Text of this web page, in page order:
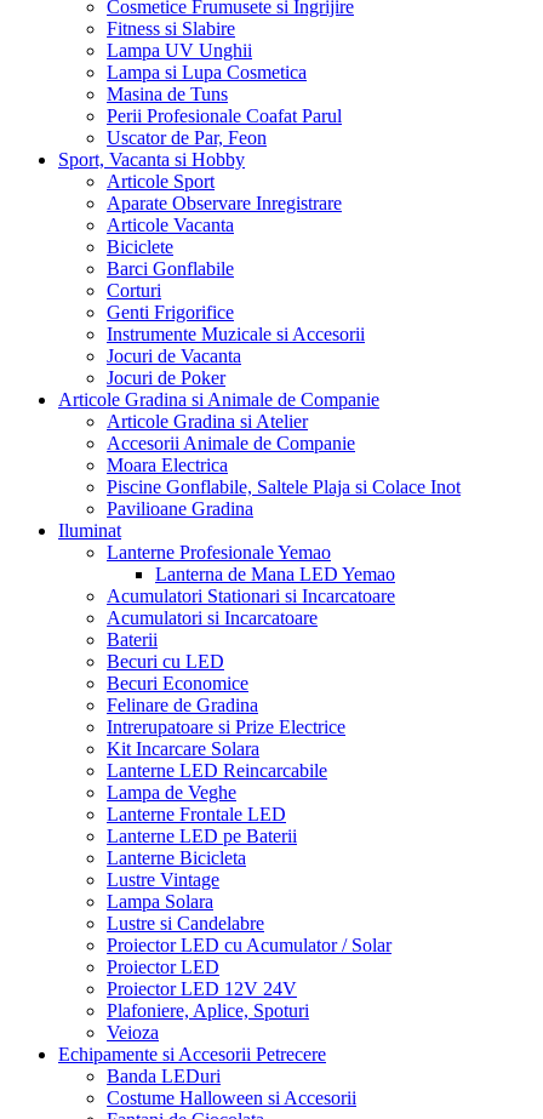
Cosmetice Frumusete si Ingrijire
Fitness si Slabire
Lampa UV Unghii
Lampa si Lupa Cosmetica
Masina de Tuns
Perii Profesionale Coafat Parul
Uscator de Par, Feon
Sport, Vacanta si Hobby
Articole Sport
Aparate Observare Inregistrare
Articole Vacanta
Biciclete
Barci Gonflabile
Corturi
Genti Frigorifice
Instrumente Muzicale si Accesorii
Jocuri de Vacanta
Jocuri de Poker
Articole Gradina si Animale de Companie
Articole Gradina si Atelier
Accesorii Animale de Companie
Moara Electrica
Piscine Gonflabile, Saltele Plaja si Colace Inot
Pavilioane Gradina
Iluminat
Lanterne Profesionale Yemao
Lanterna de Mana LED Yemao
Acumulatori Stationari si Incarcatoare
Acumulatori si Incarcatoare
Baterii
Becuri cu LED
Becuri Economice
Felinare de Gradina
Intrerupatoare si Prize Electrice
Kit Incarcare Solara
Lanterne LED Reincarcabile
Lampa de Veghe
Lanterne Frontale LED
Lanterne LED pe Baterii
Lanterne Bicicleta
Lustre Vintage
Lampa Solara
Lustre si Candelabre
Proiector LED cu Acumulator / Solar
Proiector LED
Proiector LED 12V 24V
Plafoniere, Aplice, Spoturi
Veioza
Echipamente si Accesorii Petrecere
Banda LEDuri
Costume Halloween si Accesorii